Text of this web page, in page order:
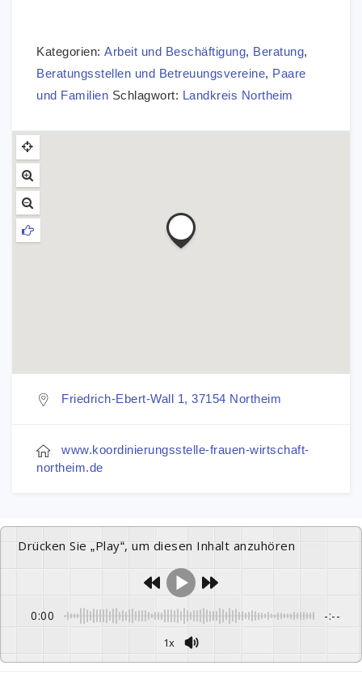
Kategorien: Arbeit und Beschäftigung, Beratung,
Beratungsstellen und Betreuungsvereine, Paare
und Familien Schlagwort: Landkreis Northeim
Friedrich-Ebert-Wall 1, 37154 Northeim
www.koordinierungsstelle-frauen-wirtschaft-
northeim.de
Drücken Sie „Play“, um diesen Inhalt anzuhören
0:00 -:--
1x